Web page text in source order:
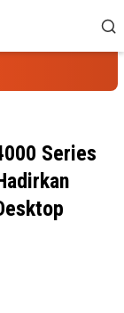
Series